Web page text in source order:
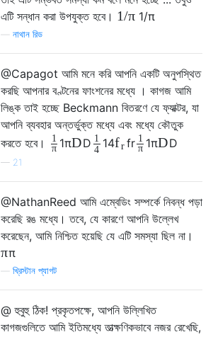
এটি সন্ধান করা উপযুক্ত হবে। 1/π 1/π
নাথান রিড
@Capagot আমি মনে করি আপনি একটি অনুপস্থিত
করছি আপনার বণ্টনের ফাংশনের মধ্যে । কাগজ আমি
লিঙ্ক তাই হচ্ছে Beckmann বিতরণে যে ফ্যাক্টর, যা
আপনি ব্যবহার অন্তর্ভুক্ত মধ্যে এবং মধ্যে কৌতুক
করতে হবে।
1
π 1πDD 1
4 14fr fr 1
π 1πDD
— 21
@NathanReed আমি এম্বেডিং সম্পর্কে নিবন্ধ পড়া
করেছি রঙ মধ্যে। তবে, যে কারণে আপনি উল্লেখ
করেছেন, আমি নিশ্চিত হয়েছি যে এটি সমস্যা ছিল না।
ππ
খ্রিস্টান প্যাগট
@ হুবুহু ঠিক! প্রকৃতপক্ষে, আপনি উল্লিখিত
কাগজগুলিতে আমি ইতিমধ্যে তাত্ক্ষণিকভাবে নজর রেখেছি,